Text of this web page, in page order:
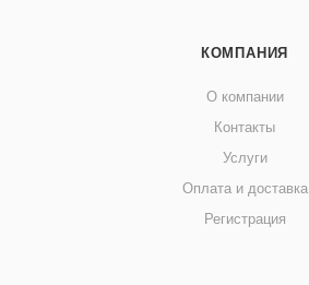
КОМПАНИЯ
О компании
Контакты
Услуги
Оплата и доставка
Регистрация